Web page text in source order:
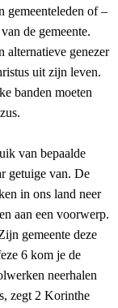
gemeenteleden of –
de gemeente.
alternatieve genezer
uit zijn leven.
banden moeten
van bepaalde
getuige van. De
in ons land neer
aan een voorwerp.
gemeente deze
6 kom je de
neerhalen
zegt 2 Korinthe